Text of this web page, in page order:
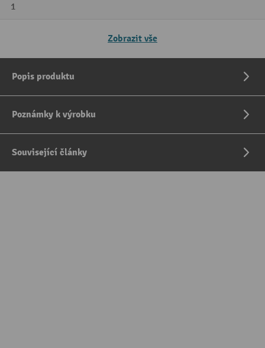
1
Zobrazit vše
Popis produktu
Poznámky k výrobku
Související články